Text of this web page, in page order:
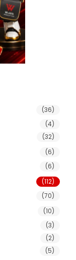
(36)
(4)
(32)
(6)
(6)
(112)
(70)
(10)
(3)
(2)
(5)